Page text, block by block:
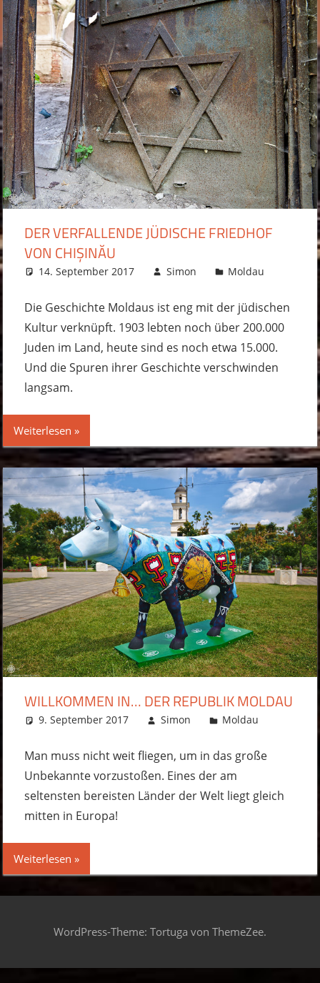
DER VERFALLENDE JÜDISCHE FRIEDHOF
VON CHIȘINĂU
14. September 2017 Simon
Moldau
Die Geschichte Moldaus ist eng mit der jüdischen
Kultur verknüpft. 1903 lebten noch über 200.000
Juden im Land, heute sind es noch etwa 15.000.
Und die Spuren ihrer Geschichte verschwinden
langsam.
Weiterlesen
WILLKOMMEN IN… DER REPUBLIK MOLDAU
9. September 2017 Simon
Moldau
Man muss nicht weit fliegen, um in das große
Unbekannte vorzustoßen. Eines der am
seltensten bereisten Länder der Welt liegt gleich
mitten in Europa!
Weiterlesen
WordPress-Theme: Tortuga von ThemeZee.